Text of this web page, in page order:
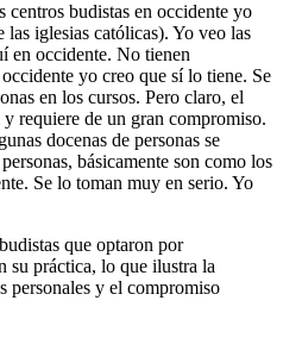
centros budistas en occidente yo
las iglesias católicas). Yo veo las
en occidente. No tienen
yo creo que sí lo tiene. Se
en los cursos. Pero claro, el
requiere de un gran compromiso.
docenas de personas se
básicamente son como los
Se lo toman muy en serio. Yo
que optaron por
su práctica, lo que ilustra la
personales y el compromiso